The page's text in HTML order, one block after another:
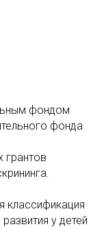
фондом
фонда
грантов
классификация
у детей